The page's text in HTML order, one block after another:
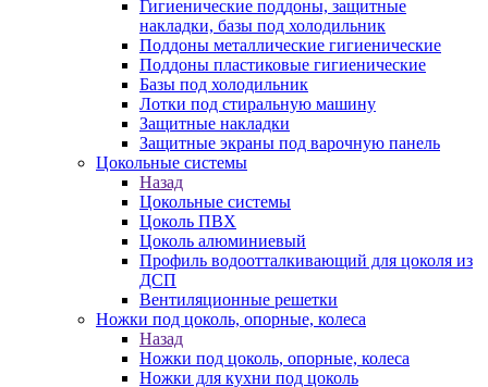
Гигиенические поддоны, защитные
накладки, базы под холодильник
Поддоны металлические гигиенические
Поддоны пластиковые гигиенические
Базы под холодильник
Лотки под стиральную машину
Защитные накладки
Защитные экраны под варочную панель
Цокольные системы
Назад
Цокольные системы
Цоколь ПВХ
Цоколь алюминиевый
Профиль водоотталкивающий для цоколя из
ДСП
Вентиляционные решетки
Ножки под цоколь, опорные, колеса
Назад
Ножки под цоколь, опорные, колеса
Ножки для кухни под цоколь